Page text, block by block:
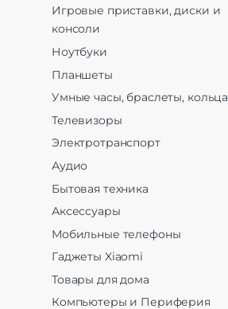
Игровые приставки, диски и
консоли
Ноутбуки
Планшеты
Умные часы, браслеты, кольца
Телевизоры
Электротранспорт
Аудио
Бытовая техника
Аксессуары
Мобильные телефоны
Гаджеты Xiaomi
Товары для дома
Компьютеры и Периферия